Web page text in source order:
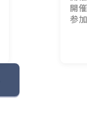
開
参